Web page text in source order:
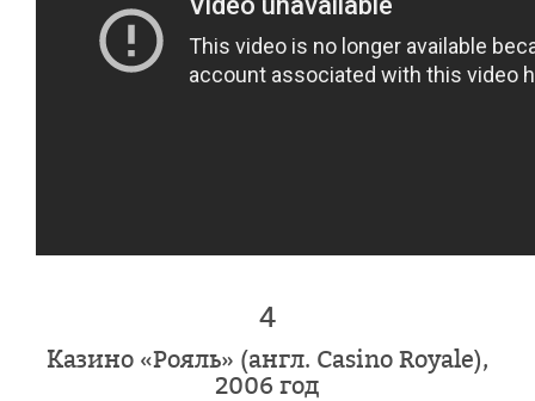
4
Казино «Рояль» (англ. Casino Royale),
2006 год